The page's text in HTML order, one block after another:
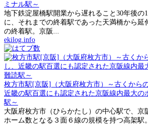
ミナル駅～
地下鉄淀屋橋駅開業から遅れること30年後の
に、それまでの終着駅であった天満橋から延
の終着駅。京阪...
ekilog.info
枚方市駅[京阪]（大阪府枚方市）～古くから
近畿の駅百選にも認定された京阪線内最大の
駅～
大阪府枚方市（ひらかたし）の中心駅で、京
ホーム数となる３面６線の規模を持つ高架駅